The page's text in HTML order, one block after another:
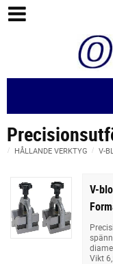
HÅLLANDE VERKTYG V-
V-
Vikt